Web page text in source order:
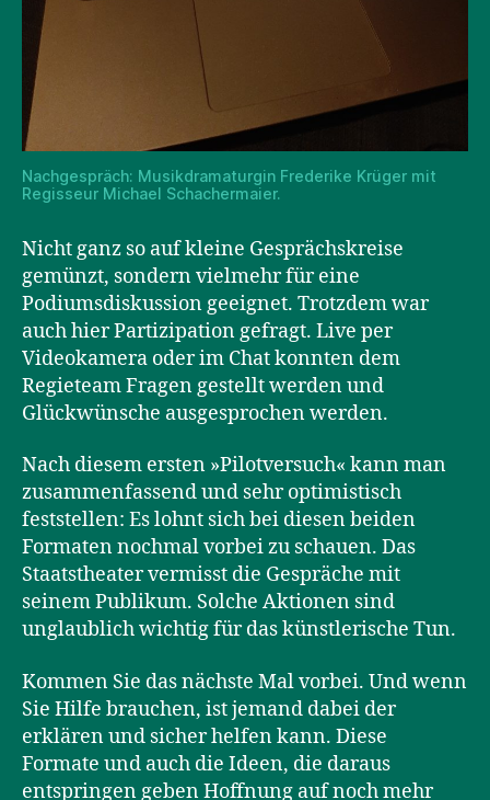
Nachgespräch: Musikdramaturgin Frederike Krüger mit
Regisseur Michael Schachermaier.
Nicht ganz so auf kleine Gesprächskreise
gemünzt, sondern vielmehr für eine
Podiumsdiskussion geeignet. Trotzdem war
auch hier Partizipation gefragt. Live per
Videokamera oder im Chat konnten dem
Regieteam Fragen gestellt werden und
Glückwünsche ausgesprochen werden.
Nach diesem ersten »Pilotversuch« kann man
zusammenfassend und sehr optimistisch
feststellen: Es lohnt sich bei diesen beiden
Formaten nochmal vorbei zu schauen. Das
Staatstheater vermisst die Gespräche mit
seinem Publikum. Solche Aktionen sind
unglaublich wichtig für das künstlerische Tun.
Kommen Sie das nächste Mal vorbei. Und wenn
Sie Hilfe brauchen, ist jemand dabei der
erklären und sicher helfen kann. Diese
Formate und auch die Ideen, die daraus
entspringen geben Hoffnung auf noch mehr